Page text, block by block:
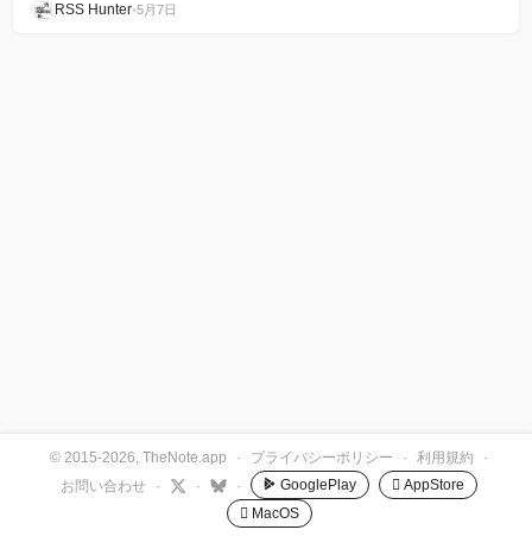
RSS Hunter•5月7日
© 2015-2026, TheNote.app · プライバシーポリシー · 利用規約
·
お問い合わせ
· · · GooglePlay
 AppStore
 MacOS